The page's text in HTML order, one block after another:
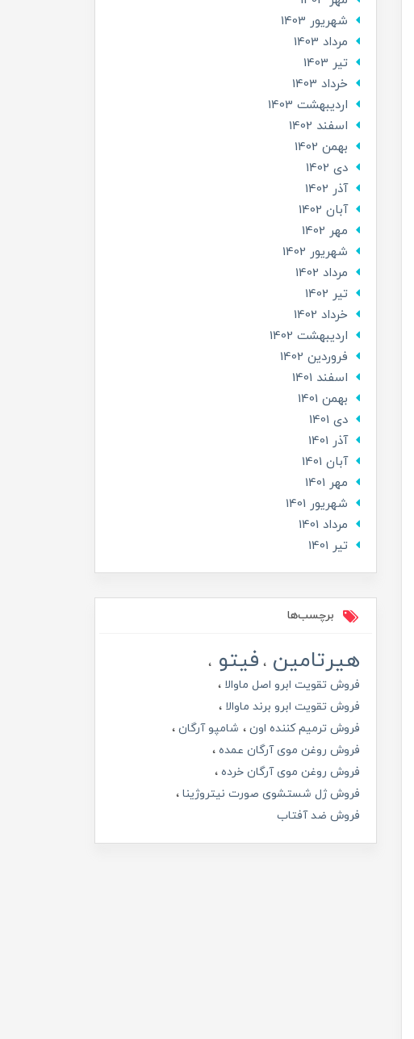
شهریور 1403
مرداد 1403
تير 1403
خرداد 1403
ارديبهشت 1403
اسفند 1402
بهمن 1402
دی 1402
آذر 1402
آبان 1402
مهر 1402
شهریور 1402
مرداد 1402
تير 1402
خرداد 1402
ارديبهشت 1402
فروردین 1402
اسفند 1401
بهمن 1401
دی 1401
آذر 1401
آبان 1401
مهر 1401
شهریور 1401
مرداد 1401
تير 1401
برچسب‌ها
هیرتامین فیتو
فروش تقویت ابرو اصل ماوالا
فروش تقویت ابرو برند ماوالا
فروش ترمیم کننده اون
شامپو آرگان
فروش روغن موی آرگان عمده
فروش روغن موی آرگان خرده
فروش ژل شستشوی صورت نیتروژینا
فروش ضد آفتاب